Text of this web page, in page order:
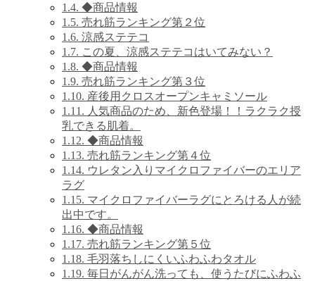
1.4. ◆商品情報
1.5. 売れ筋ランキング第２位
1.6. 涼感ステテコ
1.7. この夏、涼感ステテコはいてみない？
1.8. ◆商品情報
1.9. 売れ筋ランキング第３位
1.10. 産後用クロスオープンキャミソール
1.11. 人気商品のため、新色登場！！ラクラク授
乳できる肌着。
1.12. ◆商品情報
1.13. 売れ筋ランキング第４位
1.14. ウレタン入りマイクロファイバーのエリア
ラグ
1.15. マイクロファイバーラグにとろける人が続
出中です。
1.16. ◆商品情報
1.17. 売れ筋ランキング第５位
1.18. 毛羽落ちしにくいふわふわタオル
1.19. 毎日がんがん洗っても、使うたびにふわふ